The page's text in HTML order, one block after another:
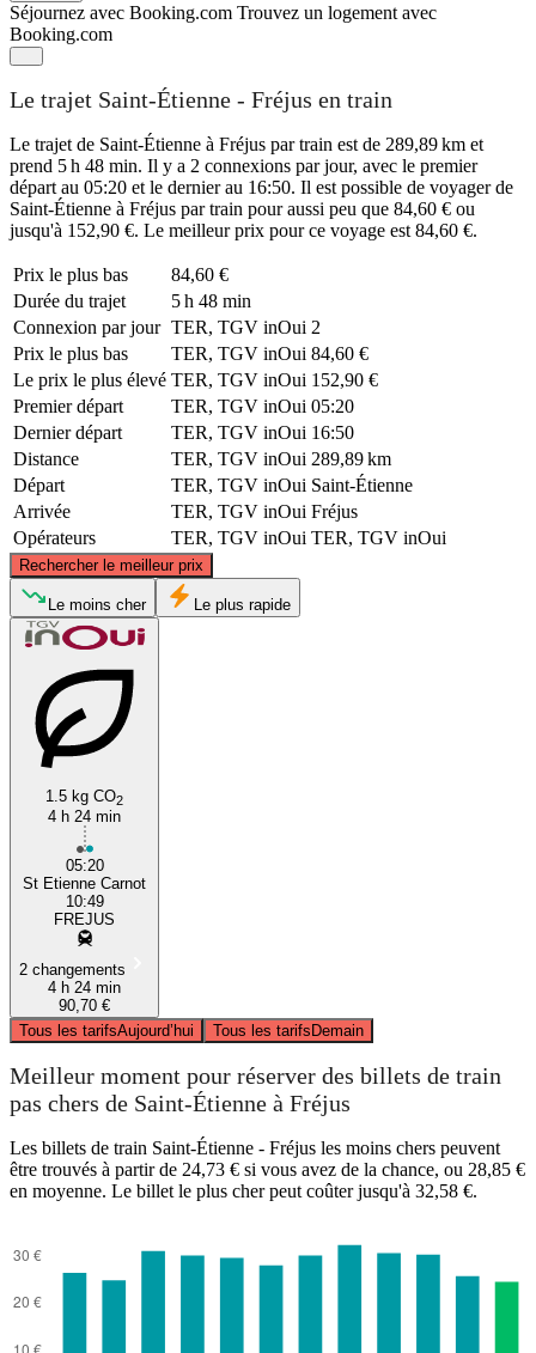
Séjournez avec Booking.com Trouvez un logement avec
Booking.com
Le trajet Saint-Étienne - Fréjus en train
Le trajet de Saint-Étienne à Fréjus par train est de 289,89 km et
prend 5 h 48 min. Il y a 2 connexions par jour, avec le premier
départ au 05:20 et le dernier au 16:50. Il est possible de voyager de
Saint-Étienne à Fréjus par train pour aussi peu que 84,60 € ou
jusqu'à 152,90 €. Le meilleur prix pour ce voyage est 84,60 €.
Prix ​​le plus bas
84,60 €
Durée du trajet
5 h 48 min
Connexion par jour TER, TGV inOui 2
Prix ​​le plus bas
TER, TGV inOui 84,60 €
Le prix le plus élevé TER, TGV inOui 152,90 €
Premier départ
TER, TGV inOui 05:20
Dernier départ
TER, TGV inOui 16:50
Distance
TER, TGV inOui 289,89 km
Départ
TER, TGV inOui Saint-Étienne
Arrivée
TER, TGV inOui Fréjus
Opérateurs
TER, TGV inOui TER, TGV inOui
Rechercher le meilleur prix
Saint-Etienne
©CARTO, ©OpenStreetMapcontributors
Le moins cher Le plus rapide
1.5 kg CO2
4 h 24 min
05:20
St Etienne Carnot
10:49
FREJUS
2 changements
4 h 24 min
90,70 €
Tous les tarifsAujourd’hui Tous les tarifsDemain
Meilleur moment pour réserver des billets de train
pas chers de Saint-Étienne à Fréjus
Les billets de train Saint-Étienne - Fréjus les moins chers peuvent
être trouvés à partir de 24,73 € si vous avez de la chance, ou 28,85 €
en moyenne. Le billet le plus cher peut coûter jusqu'à 32,58 €.